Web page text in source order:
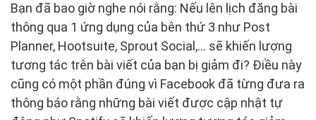
Bạn đã bao giờ nghe nói rằng: Nếu lên lịch đăng bài
thông qua 1 ứng dụng của bên thứ 3 như Post
Planner, Hootsuite, Sprout Social,… sẽ khiến lượng
tương tác trên bài viết của bạn bị giảm đi? Điều này
cũng có một phần đúng vì Facebook đã từng đưa ra
thông báo rằng những bài viết được cập nhật tự